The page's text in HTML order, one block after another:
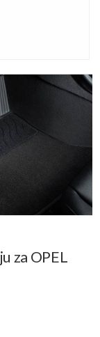
za OPEL